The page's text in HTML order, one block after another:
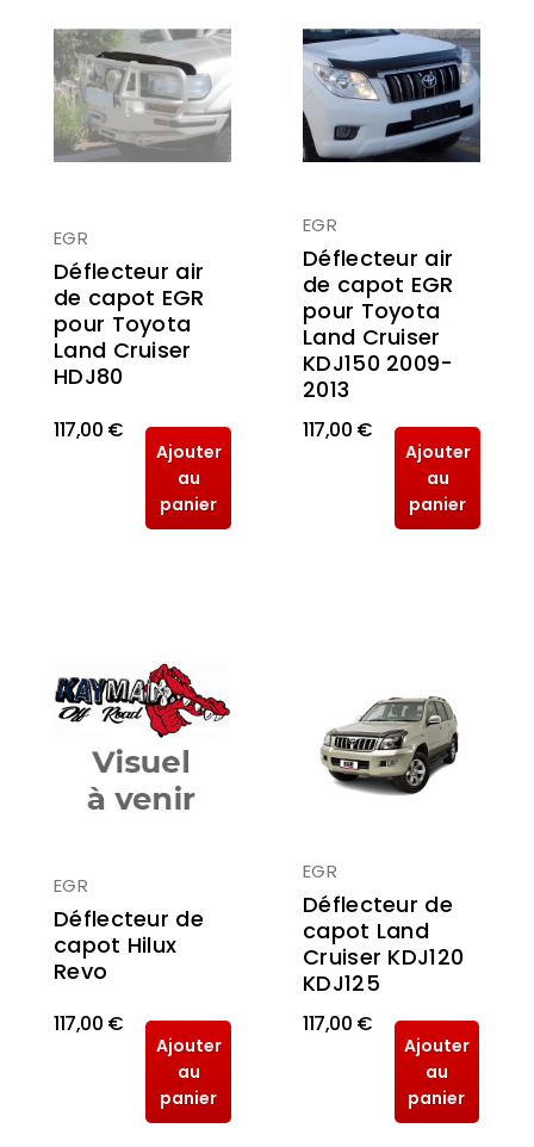
EGR
Déflecteur air
de capot EGR
pour Toyota
Land Cruiser
HDJ80
117,00 €
Ajouter
au
panier
EGR
Déflecteur air
de capot EGR
pour Toyota
Land Cruiser
KDJ150 2009-
2013
117,00 €
Ajouter
au
panier
EGR
Déflecteur de
capot Hilux
Revo
117,00 €
Ajouter
au
panier
EGR
Déflecteur de
capot Land
Cruiser KDJ120
KDJ125
117,00 €
Ajouter
au
panier